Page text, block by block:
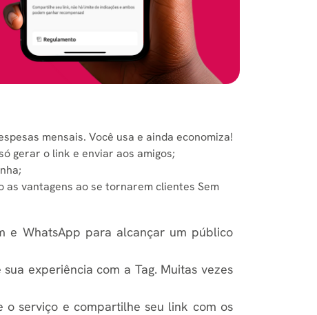
mensais. Você usa e ainda economiza!
gerar o link e enviar aos amigos;
vantagens ao se tornarem clientes Sem
e WhatsApp para alcançar um público
experiência com a Tag. Muitas vezes
o serviço e compartilhe seu link com os